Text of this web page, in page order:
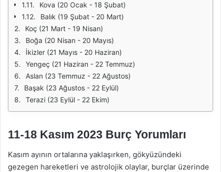
Kova (20 Ocak - 18 Şubat)
Balık (19 Şubat - 20 Mart)
Koç (21 Mart - 19 Nisan)
Boğa (20 Nisan - 20 Mayıs)
İkizler (21 Mayıs - 20 Haziran)
Yengeç (21 Haziran - 22 Temmuz)
Aslan (23 Temmuz - 22 Ağustos)
Başak (23 Ağustos - 22 Eylül)
Terazi (23 Eylül - 22 Ekim)
11-18 Kasım 2023 Burç Yorumları
Kasım ayının ortalarına yaklaşırken, gökyüzündeki
gezegen hareketleri ve astrolojik olaylar, burçlar üzerinde